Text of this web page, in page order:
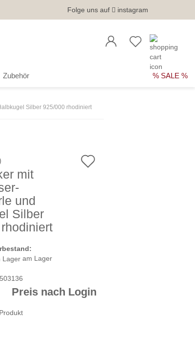
Folge uns auf instagram
Zubehör % SALE %
Silber 925/000 rhodiniert
mit
und
Silber
am Lager
Preis nach Login